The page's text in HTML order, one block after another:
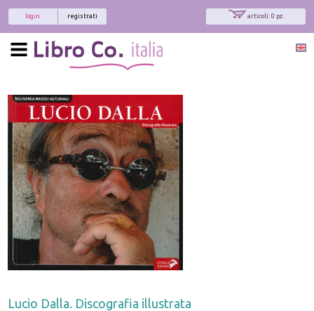
articoli: 0 pz.
registrati
login
Lucio Dalla. Discografia illustrata